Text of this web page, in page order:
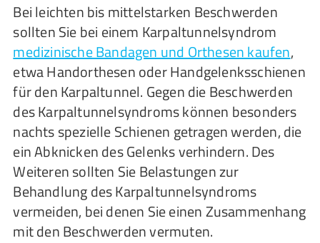
Bei leichten bis mittelstarken Beschwerden
sollten Sie bei einem Karpaltunnelsyndrom
medizinische Bandagen und Orthesen kaufen,
etwa Handorthesen oder Handgelenksschienen
für den Karpaltunnel. Gegen die Beschwerden
des Karpaltunnelsyndroms können besonders
nachts spezielle Schienen getragen werden, die
ein Abknicken des Gelenks verhindern. Des
Weiteren sollten Sie Belastungen zur
Behandlung des Karpaltunnelsyndroms
vermeiden, bei denen Sie einen Zusammenhang
mit den Beschwerden vermuten.